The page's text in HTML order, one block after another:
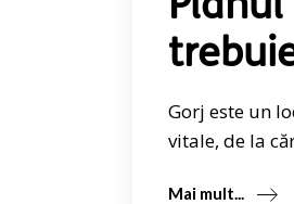
Gorj este un
vitale, de la
Mai mult...